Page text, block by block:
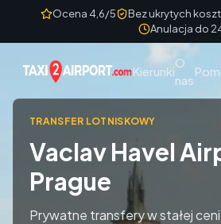
Skip to content
Ocena 4,6/5 Bez ukrytych
Anulacja do
Kierunki
O
nas
TRANSFER LOTNISKOWY
Vaclav Havel
Prague
Prywatne transfery w stałej